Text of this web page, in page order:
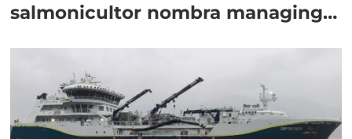
salmonicultor nombra managing